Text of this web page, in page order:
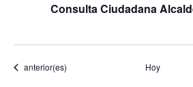
Consulta Ciudadana
Eventos
anterior(es) Hoy